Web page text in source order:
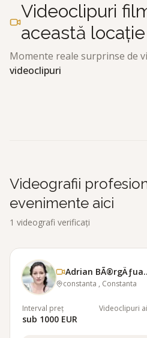
Videoclipuri
această locație
Momente reale surprinse de
videoclipuri
Videografii
evenimente aici
1 videografi verificați
Adrian
constanta , Constanta
Interval preț
sub 1000 EUR
Videoclipuri